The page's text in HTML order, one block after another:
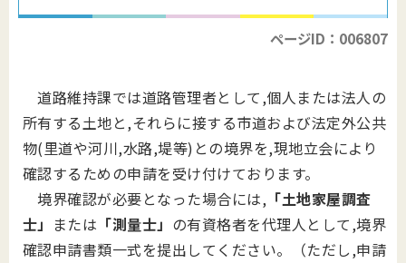
ページID：006807
道路維持課では道路管理者として,個人または法人の
所有する土地と,それらに接する市道および法定外公共
物(里道や河川,水路,堤等)との境界を,現地立会により
確認するための申請を受け付けております。
境界確認が必要となった場合には, 「土地家屋調査
士」 または 「測量士」 の有資格者を代理人として,境界
確認申請書類一式を提出してください。（ただし,申請